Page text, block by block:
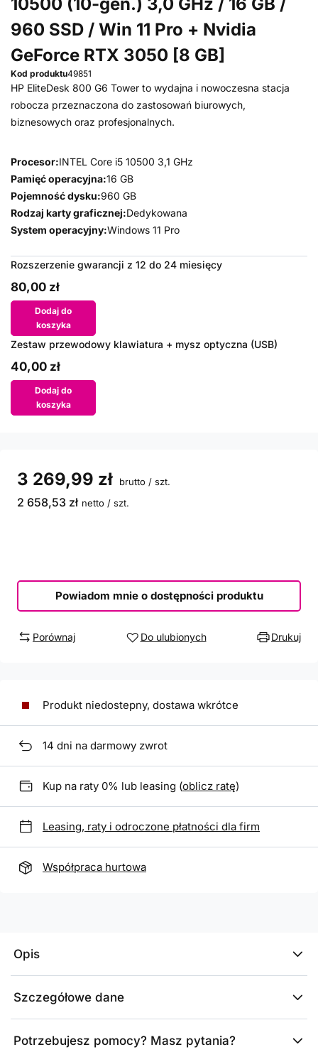
960 SSD / Win 11 Pro + Nvidia
GeForce RTX 3050 [8 GB]
Kod produktu49851
HP EliteDesk 800 G6 Tower to wydajna i nowoczesna stacja
robocza przeznaczona do zastosowań biurowych,
biznesowych oraz profesjonalnych.
Procesor:INTEL Core i5 10500 3,1 GHz
Pamięć operacyjna:16 GB
Pojemność dysku:960 GB
Rodzaj karty graficznej:Dedykowana
System operacyjny:Windows 11 Pro
Rozszerzenie gwarancji z 12 do 24 miesięcy
80,00 zł
Dodaj do
koszyka
Zestaw przewodowy klawiatura + mysz optyczna (USB)
40,00 zł
Dodaj do
koszyka
3 269,99 zł brutto / szt.
2 658,53 zł netto / szt.
Powiadom mnie o dostępności produktu
Porównaj Do ulubionych Drukuj
Produkt niedostepny, dostawa wkrótce
14 dni na darmowy zwrot
Kup na raty 0% lub leasing (oblicz ratę)
Leasing, raty i odroczone płatności dla firm
Współpraca hurtowa
Opis
Szczegółowe dane
Potrzebujesz pomocy? Masz pytania?